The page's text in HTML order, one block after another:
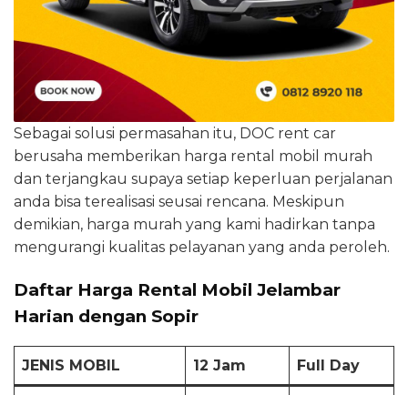
Sebagai solusi permasahan itu, DOC rent car
berusaha memberikan harga rental mobil murah
dan terjangkau supaya setiap keperluan perjalanan
anda bisa terealisasi seusai rencana. Meskipun
demikian, harga murah yang kami hadirkan tanpa
mengurangi kualitas pelayanan yang anda peroleh.
Daftar Harga Rental Mobil Jelambar
Harian dengan Sopir
JENIS MOBIL 12 Jam Full Day